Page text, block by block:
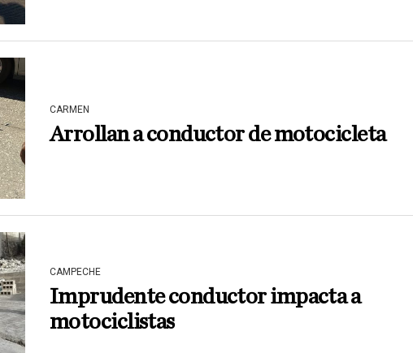
CARMEN
Arrollan a conductor de motocicleta
CAMPECHE
Imprudente conductor impacta a
motociclistas